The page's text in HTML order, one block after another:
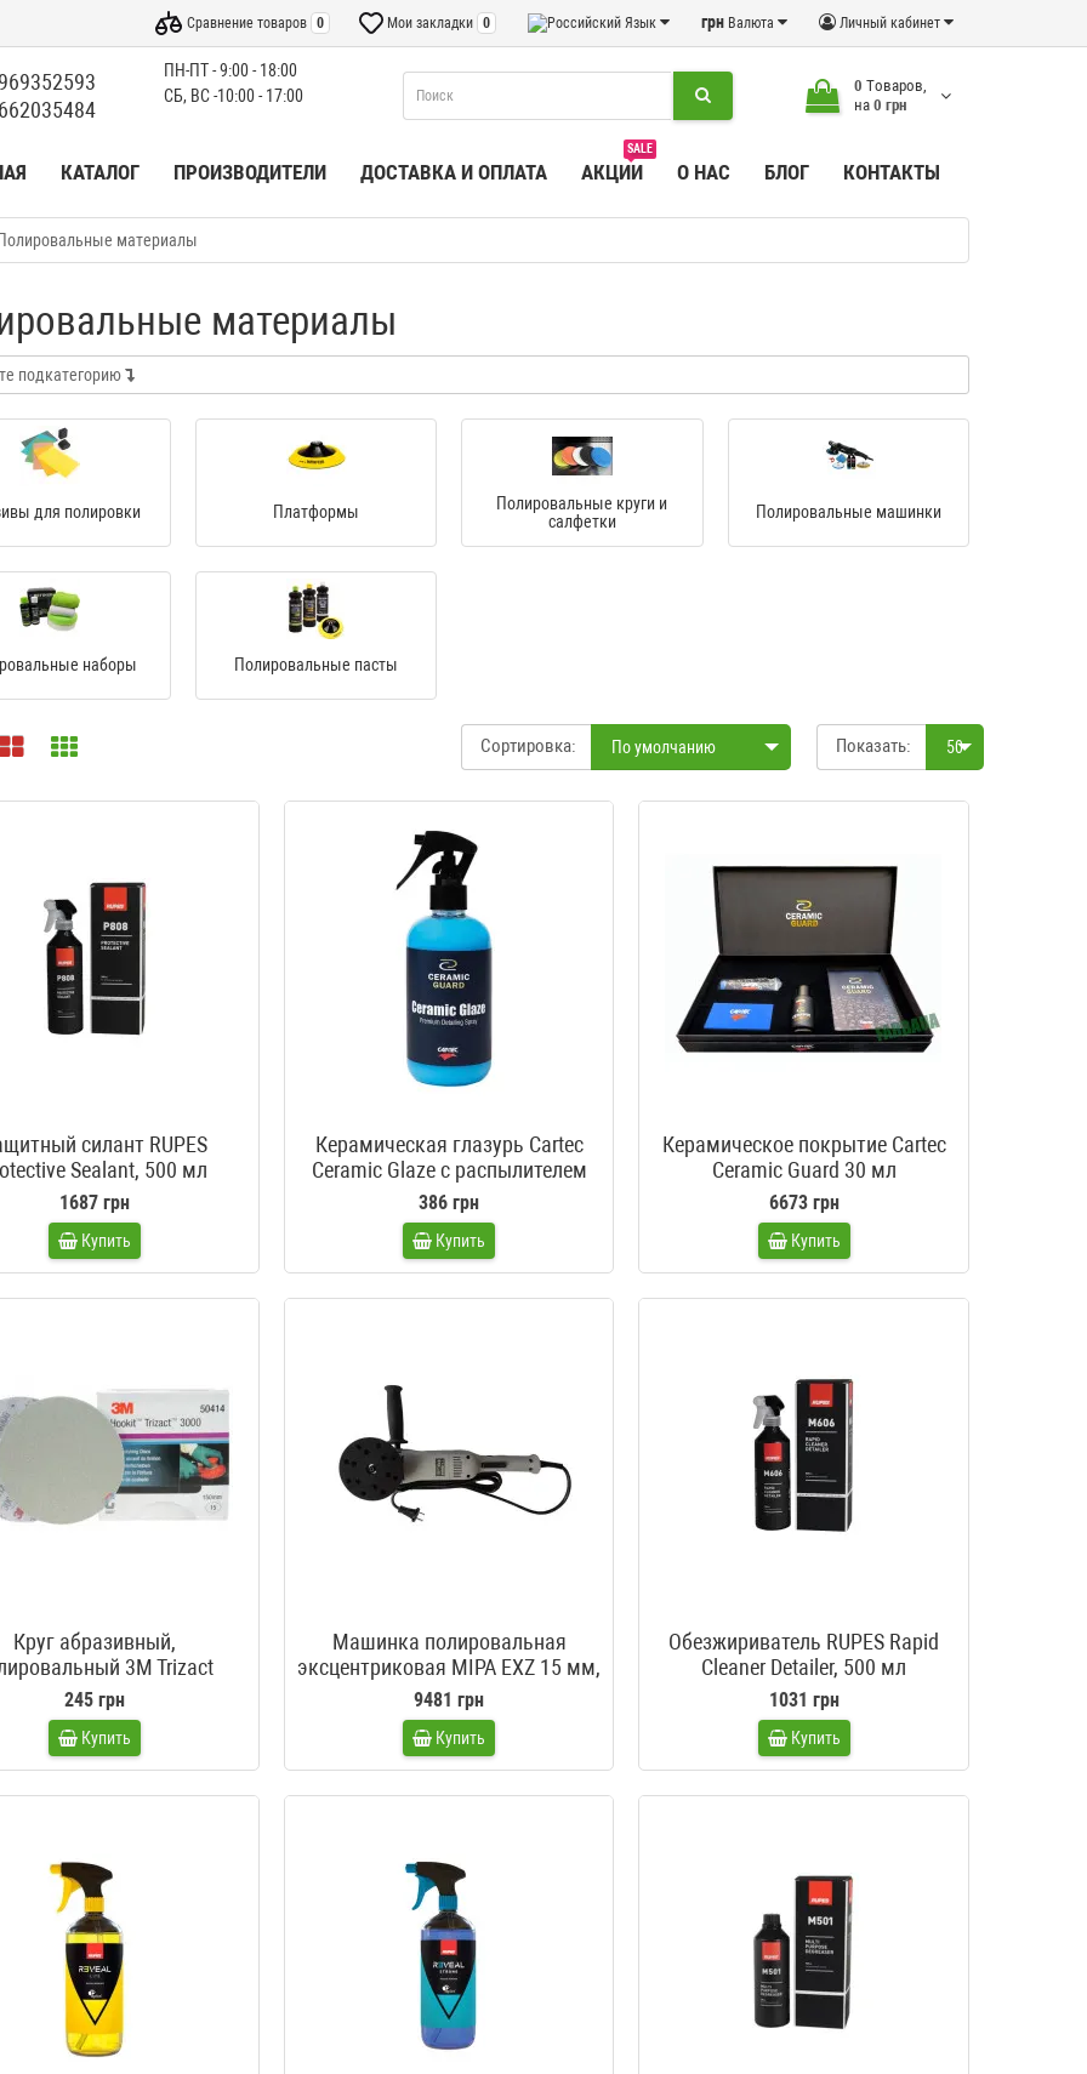
Личный кабинет
грн Валюта
Язык
Мои закладки 0
Сравнение товаров 0
ПН-ПТ - 9:00 - 18:00
СБ, ВС -10:00 - 17:00
0 Tоваров,
на 0 грн
КАТАЛОГ ПРОИЗВОДИТЕЛИ ДОСТАВКА И ОПЛАТА
SALE
АКЦИИ О НАС БЛОГ КОНТАКТЫ
материалы
материалы
подкатегорию
для полировки Платформы
Полировальные круги и
салфетки
Полировальные машинки
наборы Полировальные пасты
Сортировка: По умолчанию Показать: 50
силант RUPES
Sealant, 500 мл
1687 грн
Купить
Керамическая глазурь Cartec
Ceramiс Glaze с распылителем
386 грн
Купить
Керамическое покрытие Cartec
Ceramic Guard 30 мл
6673 грн
Купить
Круг абразивный,
3M Trizact
диаметр 150 мм
245 грн
Купить
Машинка полировальная
эксцентриковая MIPA EXZ 15 мм,
125 мм
9481 грн
Купить
Обезжириватель RUPES Rapid
Cleaner Detailer, 500 мл
1031 грн
Купить